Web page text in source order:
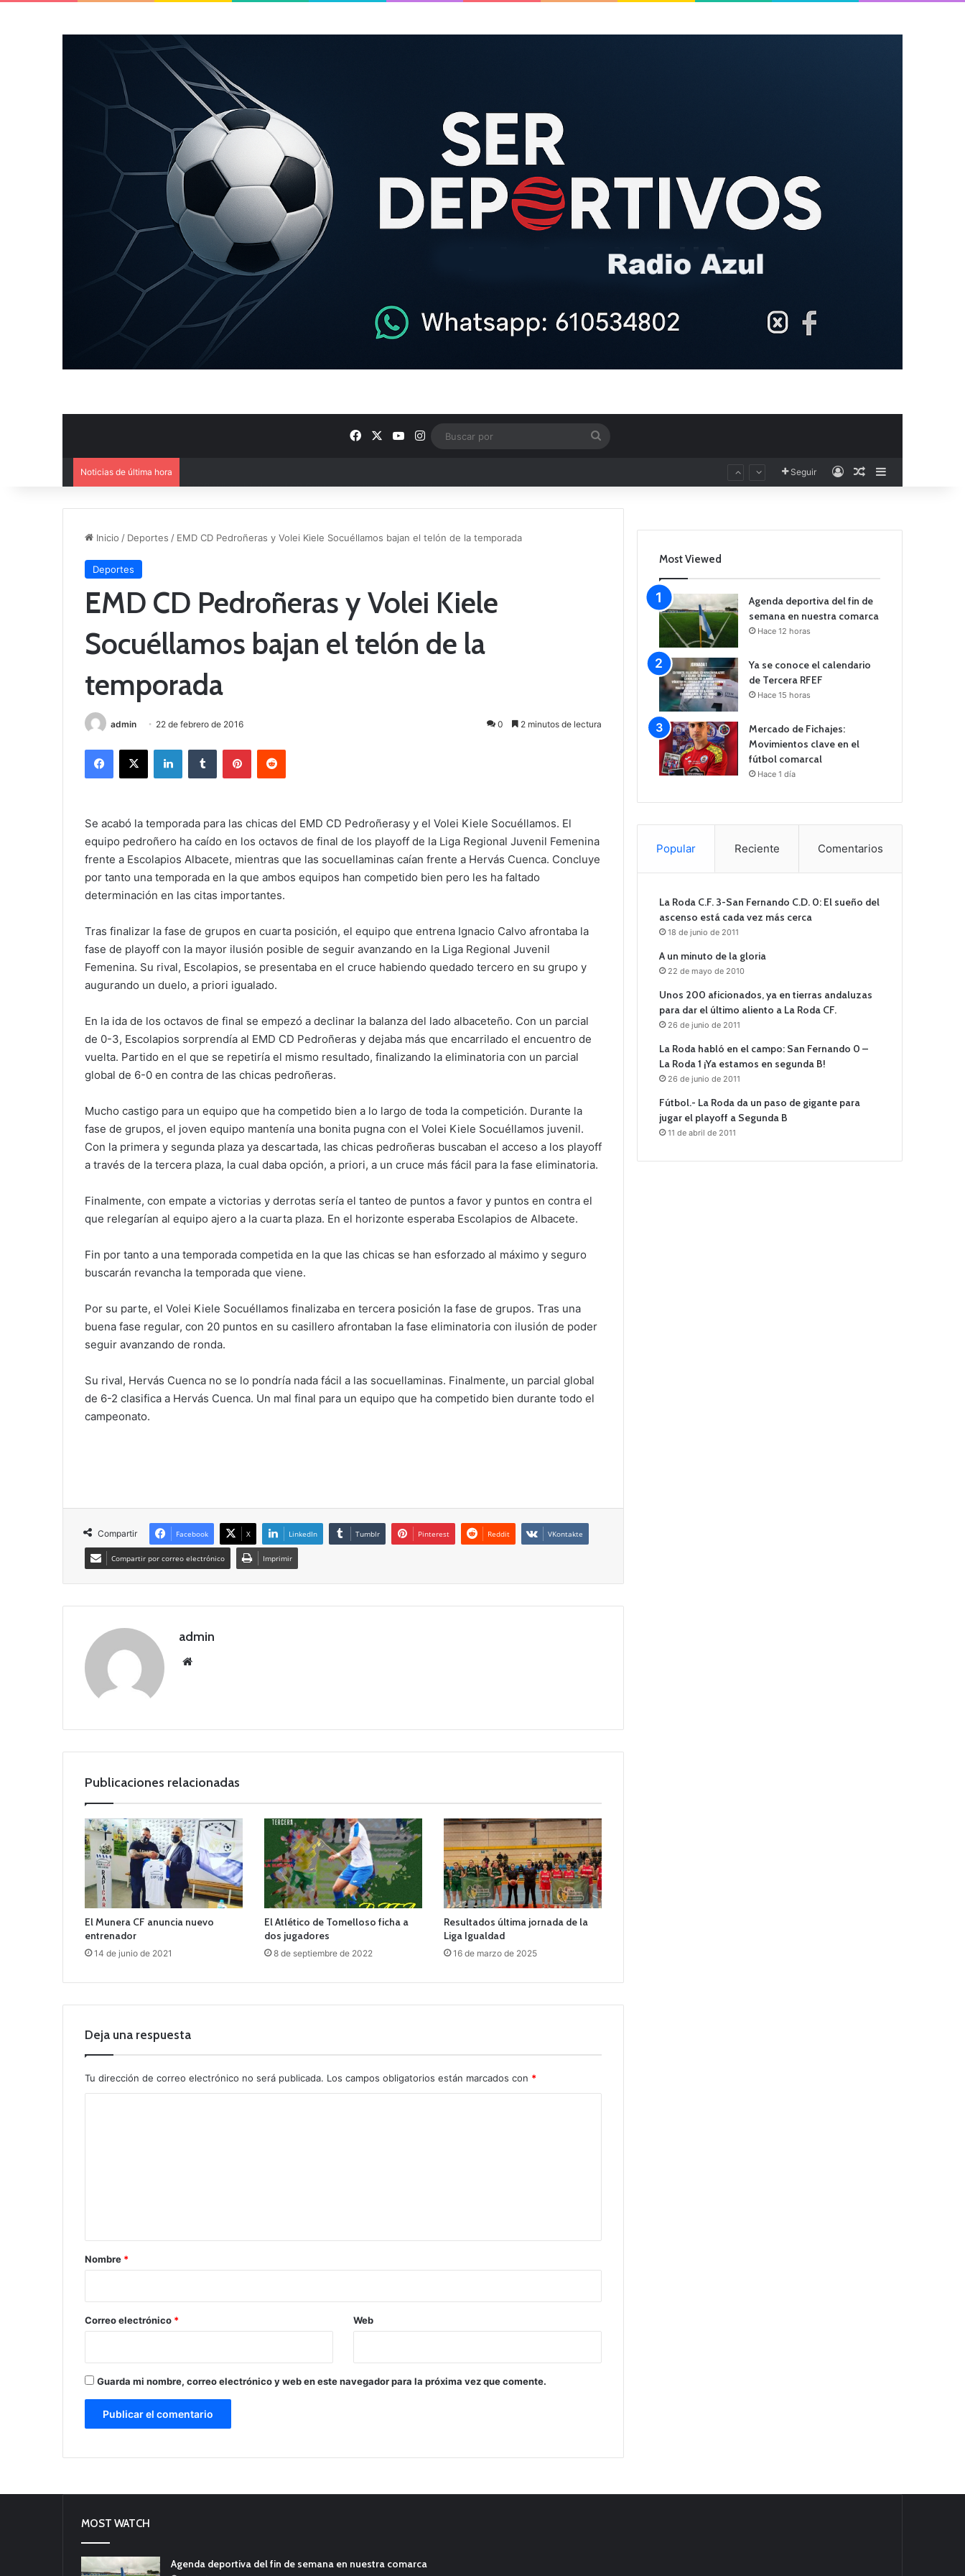
FacebookYouTube
Instagram
Noticias de última hora Seguir AccesoPublicación al
Inicio / Deportes / EMD CD Pedroñeras y Volei Kiele Socuéllamos bajan el telón de la temporada
Deportes
EMD CD Pedroñeras y Volei Kiele
Socuéllamos bajan el telón de la
temporada
admin 22 de febrero de 2016 0 2 minutos de lectura
Se acabó la temporada para las chicas del EMD CD Pedroñerasy y el Volei Kiele Socuéllamos. El
equipo pedroñero ha caído en los octavos de final de los playoff de la Liga Regional Juvenil Femenina
frente a Escolapios Albacete, mientras que las socuellaminas caían frente a Hervás Cuenca. Concluye
por tanto una temporada en la que ambos equipos han competido bien pero les ha faltado
determinación en las citas importantes.
Tras finalizar la fase de grupos en cuarta posición, el equipo que entrena Ignacio Calvo afrontaba la
fase de playoff con la mayor ilusión posible de seguir avanzando en la Liga Regional Juvenil
Femenina. Su rival, Escolapios, se presentaba en el cruce habiendo quedado tercero en su grupo y
augurando un duelo, a priori igualado.
En la ida de los octavos de final se empezó a declinar la balanza del lado albaceteño. Con un parcial
de 0-3, Escolapios sorprendía al EMD CD Pedroñeras y dejaba más que encarrilado el encuentro de
vuelta. Partido en el que se repetiría el mismo resultado, finalizando la eliminatoria con un parcial
global de 6-0 en contra de las chicas pedroñeras.
Mucho castigo para un equipo que ha competido bien a lo largo de toda la competición. Durante la
fase de grupos, el joven equipo mantenía una bonita pugna con el Volei Kiele Socuéllamos juvenil.
Con la primera y segunda plaza ya descartada, las chicas pedroñeras buscaban el acceso a los playoff
a través de la tercera plaza, la cual daba opción, a priori, a un cruce más fácil para la fase eliminatoria.
Finalmente, con empate a victorias y derrotas sería el tanteo de puntos a favor y puntos en contra el
que relegarían al equipo ajero a la cuarta plaza. En el horizonte esperaba Escolapios de Albacete.
Fin por tanto a una temporada competida en la que las chicas se han esforzado al máximo y seguro
buscarán revancha la temporada que viene.
Por su parte, el Volei Kiele Socuéllamos finalizaba en tercera posición la fase de grupos. Tras una
buena fase regular, con 20 puntos en su casillero afrontaban la fase eliminatoria con ilusión de poder
seguir avanzando de ronda.
Su rival, Hervás Cuenca no se lo pondría nada fácil a las socuellaminas. Finalmente, un parcial global
de 6-2 clasifica a Hervás Cuenca. Un mal final para un equipo que ha competido bien durante todo el
campeonato.
Compartir Facebook X LinkedIn Tumblr Pinterest Reddit VKontakte
Compartir por correo electrónico Imprimir
admin
Publicaciones relacionadas
El Munera CF anuncia nuevo
entrenador
14 de junio de 2021
El Atlético de Tomelloso ficha a
dos jugadores
8 de septiembre de 2022
Resultados última jornada de la
Liga Igualdad
16 de marzo de 2025
Deja una respuesta
Tu dirección de correo electrónico no será publicada. Los campos obligatorios están marcados con *
r
*
Nombre *
Correo electrónico * Web
Guarda mi nombre, correo electrónico y web en este navegador para la próxima vez que comente.
Most Viewed
Agenda deportiva del fin de
semana en nuestra comarca
Hace 12 horas
Ya se conoce el calendario
de Tercera RFEF
Hace 15 horas
Mercado de Fichajes:
Movimientos clave en el
fútbol comarcal
Hace 1 día
Popular Reciente Comentarios
La Roda C.F. 3-San Fernando C.D. 0: El sueño del
ascenso está cada vez más cerca
18 de junio de 2011
A un minuto de la gloria
22 de mayo de 2010
Unos 200 aficionados, ya en tierras andaluzas
para dar el último aliento a La Roda CF.
26 de junio de 2011
La Roda habló en el campo: San Fernando 0 –
La Roda 1 ¡Ya estamos en segunda B!
26 de junio de 2011
Fútbol.- La Roda da un paso de gigante para
jugar el playoff a Segunda B
11 de abril de 2011
MOST WATCH
Agenda deportiva del fin de semana en nuestra comarca